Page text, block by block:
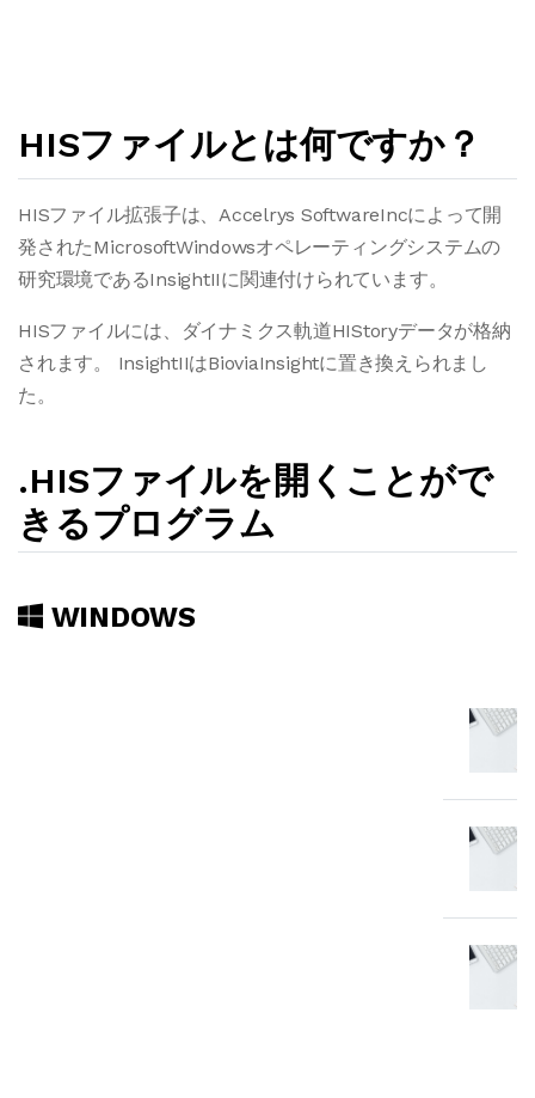
HISファイルとは何ですか？
HISファイル拡張子は、Accelrys SoftwareIncによって開
発されたMicrosoftWindowsオペレーティングシステムの
研究環境であるInsightIIに関連付けられています。
HISファイルには、ダイナミクス軌道HIStoryデータが格納
されます。 InsightIIはBioviaInsightに置き換えられまし
た。
.HISファイルを開くことがで
きるプログラム
WINDOWS